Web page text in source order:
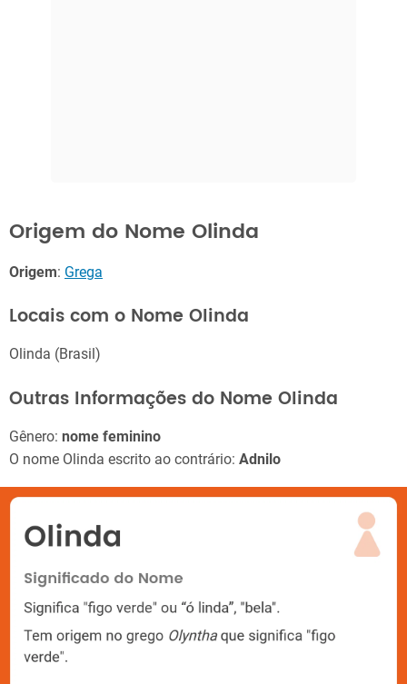
Origem do Nome Olinda
Origem: Grega
Locais com o Nome Olinda
Olinda (Brasil)
Outras Informações do Nome Olinda
Gênero: nome feminino
O nome Olinda escrito ao contrário: Adnilo